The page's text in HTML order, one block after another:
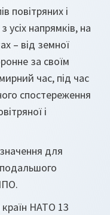
повітряних і
напрямків, на
– від земної
за своїм
час, під час
спостереження
і
для
країн НАТО 13